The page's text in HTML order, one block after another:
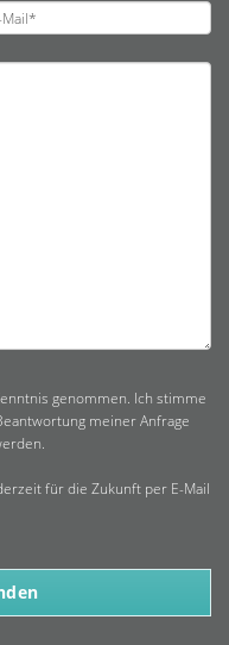
genommen. Ich stimme
meiner Anfrage
für die Zukunft per E-Mail